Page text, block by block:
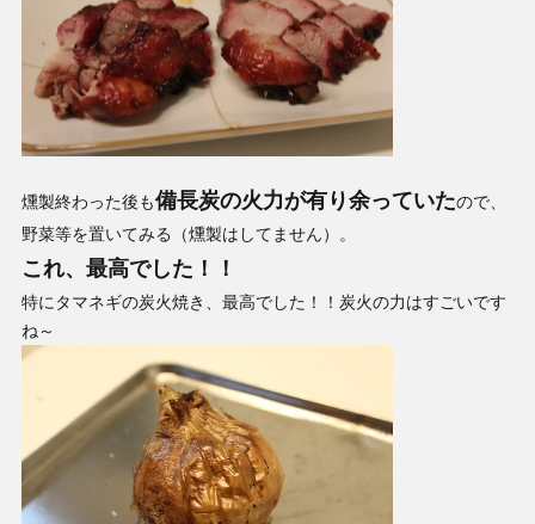
燻製終わった後も備長炭の火力が有り余っていたので、
野菜等を置いてみる（燻製はしてません）。
これ、最高でした！！
特にタマネギの炭火焼き、最高でした！！炭火の力はすごいです
ね～